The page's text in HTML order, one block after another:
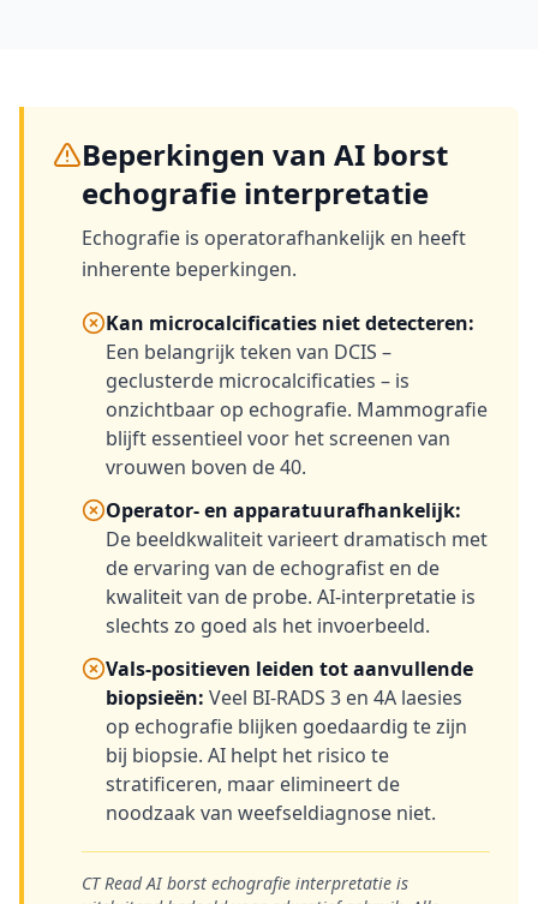
Beperkingen van AI borst
echografie interpretatie
Echografie is operatorafhankelijk en heeft
inherente beperkingen.
Kan microcalcificaties niet detecteren:
Een belangrijk teken van DCIS –
geclusterde microcalcificaties – is
onzichtbaar op echografie. Mammografie
blijft essentieel voor het screenen van
vrouwen boven de 40.
Operator- en apparatuurafhankelijk:
De beeldkwaliteit varieert dramatisch met
de ervaring van de echografist en de
kwaliteit van de probe. AI-interpretatie is
slechts zo goed als het invoerbeeld.
Vals-positieven leiden tot aanvullende
biopsieën: Veel BI-RADS 3 en 4A laesies
op echografie blijken goedaardig te zijn
bij biopsie. AI helpt het risico te
stratificeren, maar elimineert de
noodzaak van weefseldiagnose niet.
CT Read AI borst echografie interpretatie is